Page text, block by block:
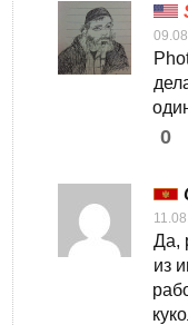
0
Да,
из